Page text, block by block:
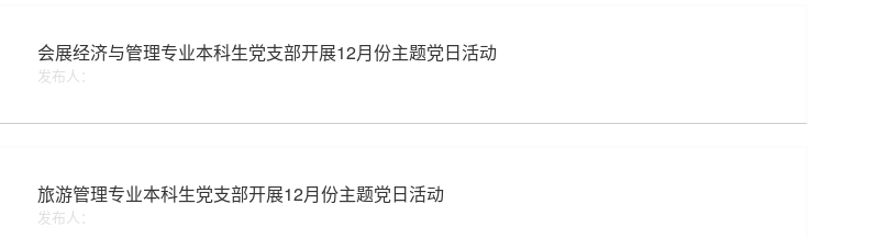
会展经济与管理专业本科生党支部开展12月份主题党日活动
发布人：
旅游管理专业本科生党支部开展12月份主题党日活动
发布人：